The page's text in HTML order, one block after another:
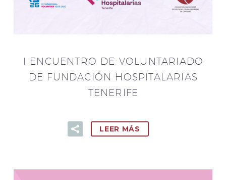
I ENCUENTRO DE VOLUNTARIADO
DE FUNDACIÓN HOSPITALARIAS
TENERIFE
LEER MÁS